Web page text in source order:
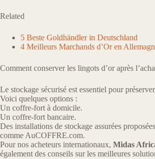
Related
5 Beste Goldhändler in Deutschland
4 Meilleurs Marchands d’Or en
Comment conserver les lingots d’or après
Le stockage sécurisé est essentiel pour
Voici quelques options :
Un coffre-fort à domicile.
Un coffre-fort bancaire.
Des installations de stockage assurées
comme AuCOFFRE.com.
Pour nos acheteurs internationaux, Midas
également des conseils sur les meilleures